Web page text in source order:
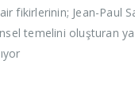
fikirlerinin; Jean-Paul
temelini oluşturan